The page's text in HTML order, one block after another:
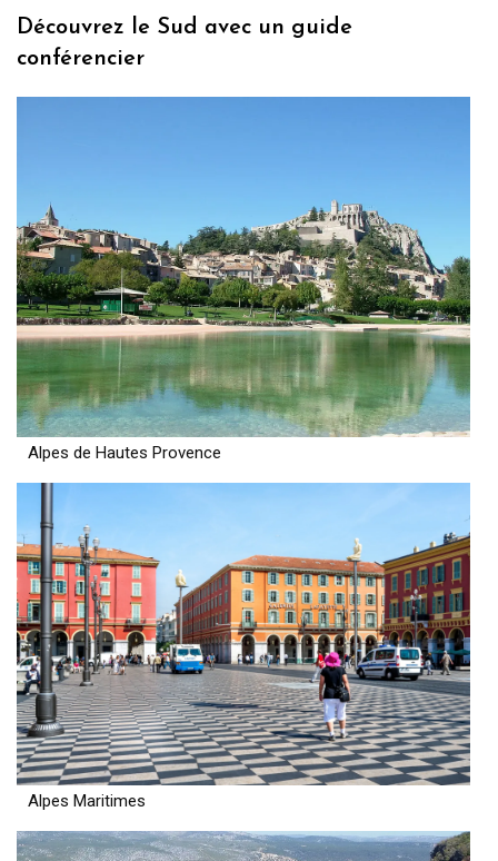
Découvrez le Sud avec un guide
conférencier
Alpes de Hautes Provence
Alpes Maritimes